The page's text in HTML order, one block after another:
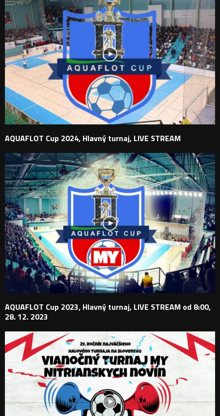
AQUAFLOT Cup 2024, Hlavný turnaj, LIVE STREAM
AQUAFLOT Cup 2023, Hlavný turnaj, LIVE STREAM od 8:00,
28. 12. 2023